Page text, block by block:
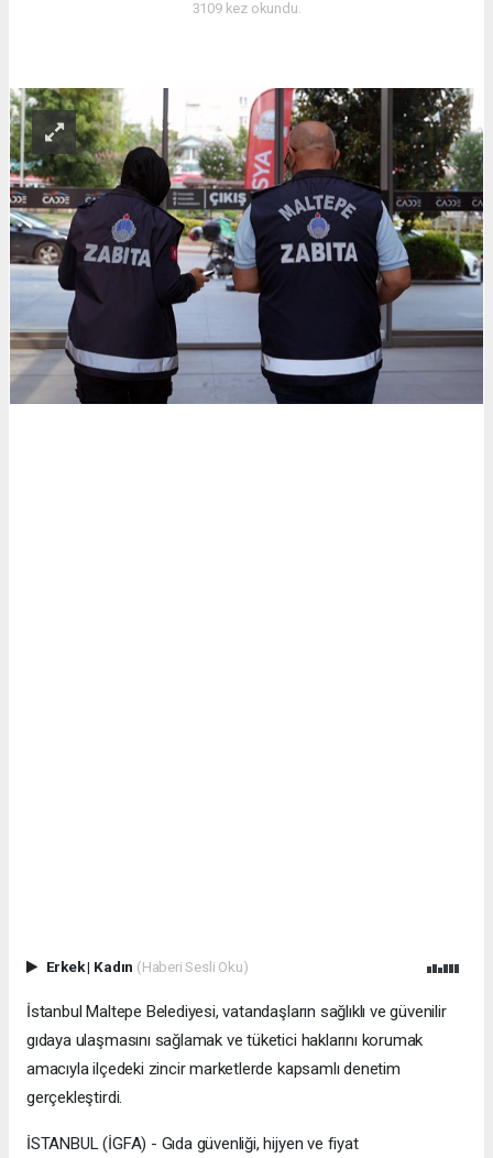
3109 kez okundu.
Erkek| Kadın (Haberi Sesli Oku)
İstanbul Maltepe Belediyesi, vatandaşların sağlıklı ve güvenilir
gıdaya ulaşmasını sağlamak ve tüketici haklarını korumak
amacıyla ilçedeki zincir marketlerde kapsamlı denetim
gerçekleştirdi.
İSTANBUL (İGFA) - Gıda güvenliği, hijyen ve fiyat